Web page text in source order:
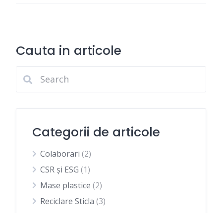
Cauta in articole
Categorii de articole
Colaborari (2)
CSR și ESG (1)
Mase plastice (2)
Reciclare Sticla (3)